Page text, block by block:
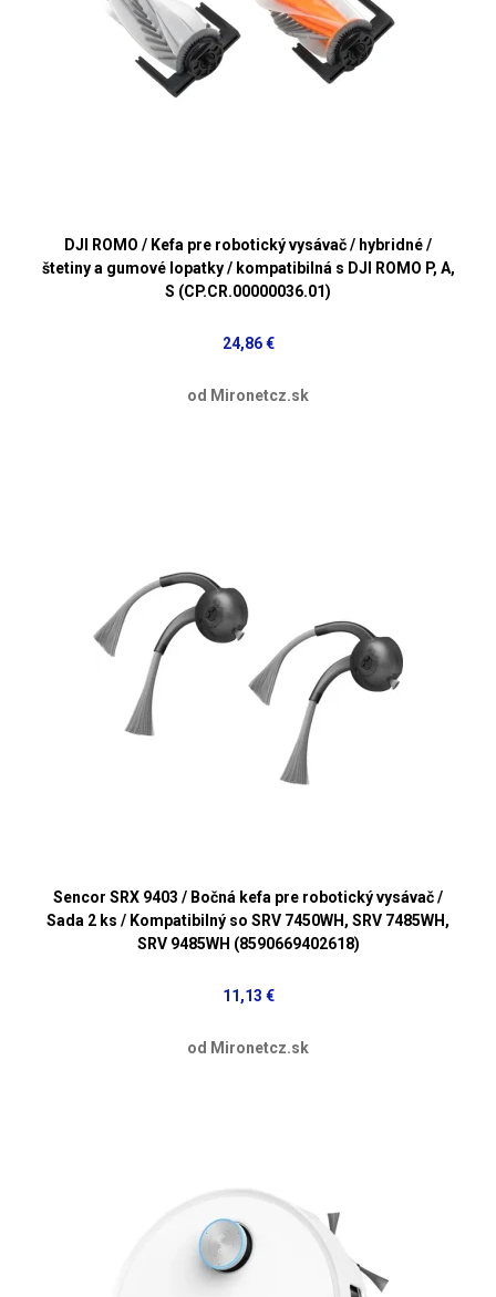
DJI ROMO / Kefa pre robotický vysávač / hybridné /
štetiny a gumové lopatky / kompatibilná s DJI ROMO P, A,
S (CP.CR.00000036.01)
24,86 €
od Mironetcz.sk
Sencor SRX 9403 / Bočná kefa pre robotický vysávač /
Sada 2 ks / Kompatibilný so SRV 7450WH, SRV 7485WH,
SRV 9485WH (8590669402618)
11,13 €
od Mironetcz.sk